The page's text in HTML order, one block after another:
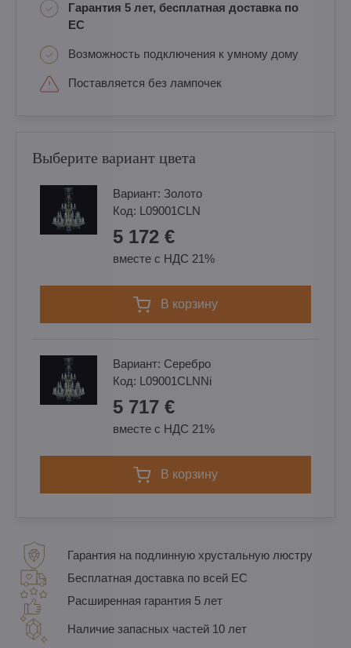
Гарантия 5 лет, бесплатная доставка по
ЕС
Возможность подключения к умному дому
Поставляется без лампочек
Выберите вариант цвета
Вариант: Золотo
Код: L09001CLN
5 172 €
вместе с НДС 21%
в корзину
Вариант: Cеребро
Код: L09001CLNNi
5 717 €
вместе с НДС 21%
в корзину
Гарантия на подлинную хрустальную люстру
Бесплатная доставка по всей ЕС
Расширенная гарантия 5 лет
Наличие запасных частей 10 лет